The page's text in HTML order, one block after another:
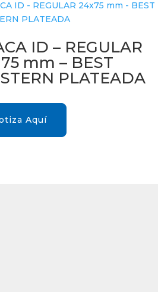
ID – REGULAR
mm – BEST
PLATEADA
Aquí